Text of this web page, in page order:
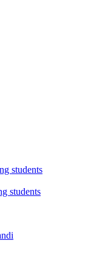
students
students